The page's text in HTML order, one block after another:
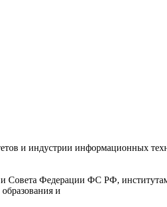
и индустрии информационных
Федерации ФС РФ, институтам
и